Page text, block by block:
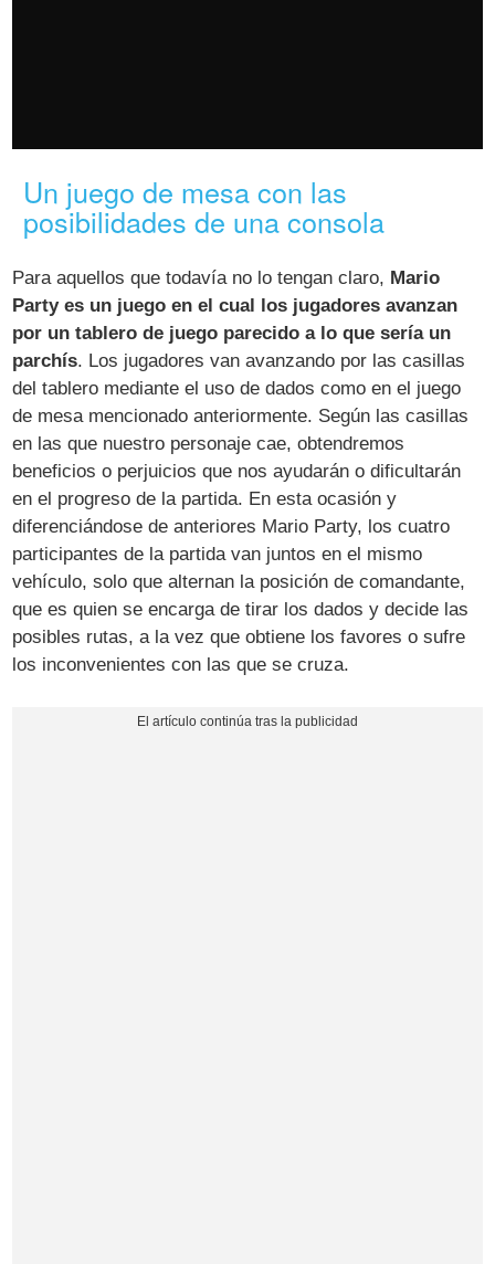
Un juego de mesa con las
posibilidades de una consola
Para aquellos que todavía no lo tengan claro, Mario
Party es un juego en el cual los jugadores avanzan
por un tablero de juego parecido a lo que sería un
parchís. Los jugadores van avanzando por las casillas
del tablero mediante el uso de dados como en el juego
de mesa mencionado anteriormente. Según las casillas
en las que nuestro personaje cae, obtendremos
beneficios o perjuicios que nos ayudarán o dificultarán
en el progreso de la partida. En esta ocasión y
diferenciándose de anteriores Mario Party, los cuatro
participantes de la partida van juntos en el mismo
vehículo, solo que alternan la posición de comandante,
que es quien se encarga de tirar los dados y decide las
posibles rutas, a la vez que obtiene los favores o sufre
los inconvenientes con las que se cruza.